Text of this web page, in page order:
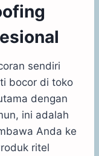
sendiri
bocor di toko
dengan
ini adalah
Anda ke
ritel